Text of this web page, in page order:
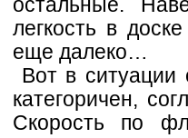
остальные.
легкость в
еще далеко…
Вот в ситуации
категоричен,
Скорость по